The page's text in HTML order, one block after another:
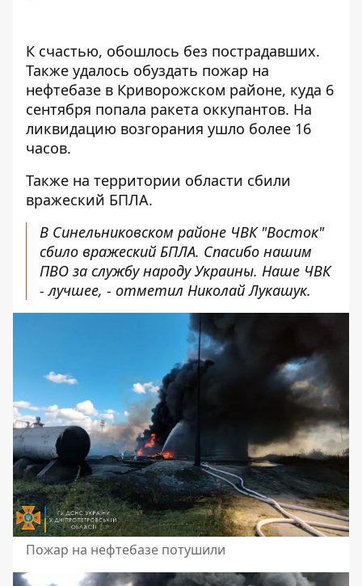
К счастью, обошлось без пострадавших.
Также удалось обуздать пожар на
нефтебазе в Криворожском районе, куда 6
сентября попала ракета оккупантов. На
ликвидацию возгорания ушло более 16
часов.
Также на территории области сбили
вражеский БПЛА.
В Синельниковском районе ЧВК "Восток"
сбило вражеский БПЛА. Спасибо нашим
ПВО за службу народу Украины. Наше ЧВК
- лучшее, - отметил Николай Лукашук.
Пожар на нефтебазе потушили